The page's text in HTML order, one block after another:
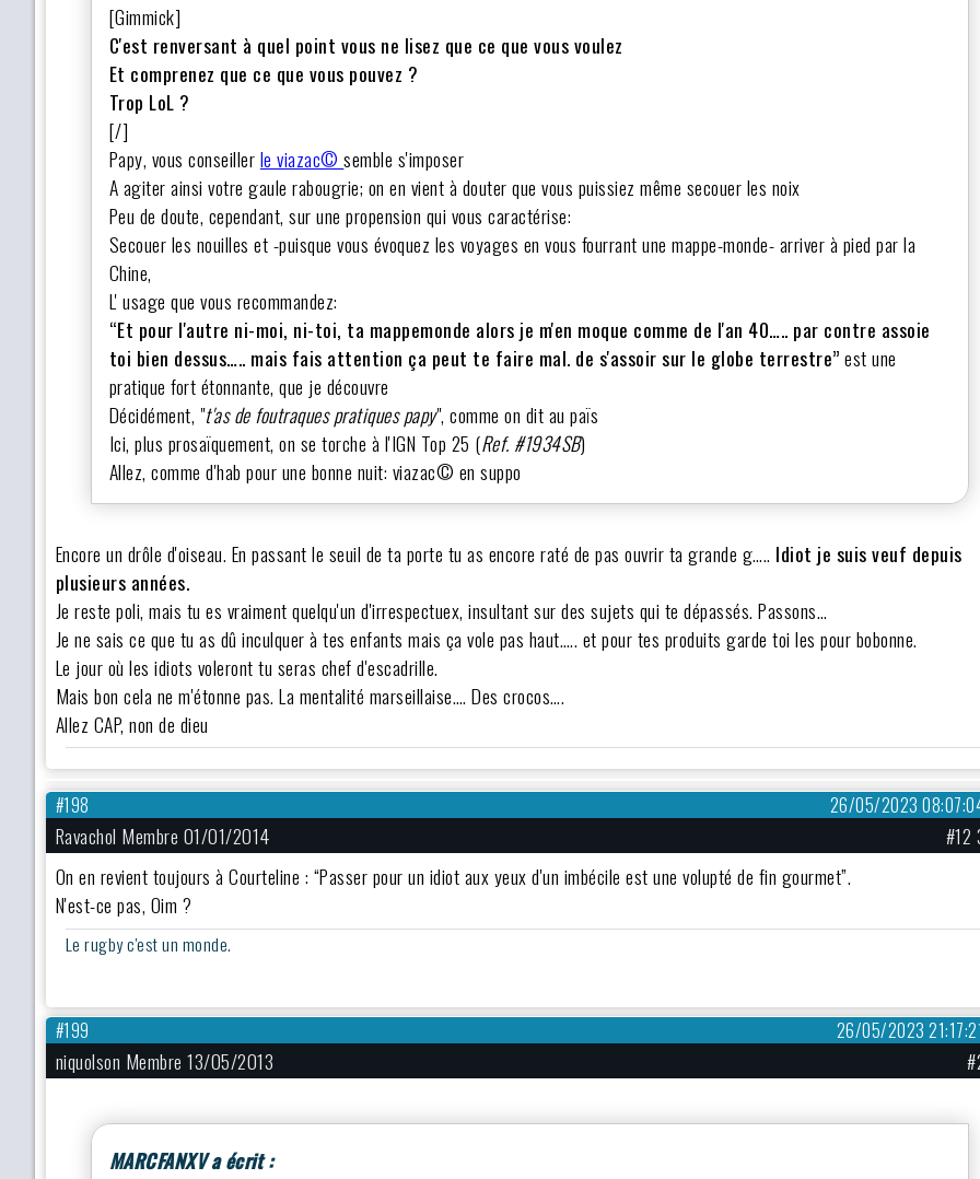
[Gimmick]
C'est renversant à quel point vous ne lisez que ce que vous voulez
Et comprenez que ce que vous pouvez ?
Trop LoL ?
[/]
Papy, vous conseillerle viazac©semble s'imposer
A agiter ainsi votre gaule rabougrie; on en vient à douter que vous puissiez même secouer les noix
Peu de doute, cependant, sur une propension qui vous caractérise:
Secouer les nouilles et -puisque vous évoquez les voyages en vous fourrant une mappe-monde- arriver à pied par la
Chine,
L' usage que vous recommandez:
“Et pour l'autre ni-moi, ni-toi, ta mappemonde alors je m'en moque comme de l'an 40….. par contre assoie
toi bien dessus….. mais fais attention ça peut te faire mal. de s'assoir sur le globe terrestre”est une
pratique fort étonnante, que je découvre
Décidément, "t'as de foutraques pratiques papy", comme on dit au païs
Ici, plus prosaïquement, on se torche à l'IGN Top 25 (Ref. #1934SB)
Allez, comme d'hab pour une bonne nuit: viazac© en suppo
Encore un drôle d'oiseau. En passant le seuil de ta porte tu as encore raté de pas ouvrir ta grande g….. Idiot je suis veuf depuis
plusieurs années.
Je reste poli, mais tu es vraiment quelqu'un d'irrespectuex, insultant sur des sujets qui te dépassés. Passons…
Je ne sais ce que tu as dû inculquer à tes enfants mais ça vole pas haut….. et pour tes produits garde toi les pour bobonne.
Le jour où les idiots voleront tu seras chef d'escadrille.
Mais bon cela ne m'étonne pas. La mentalité marseillaise…. Des crocos….
Allez CAP, non de dieu
26/05/2023
#198
Ravachol Membre 01/01/2014
#12
On en revient toujours à Courteline : “Passer pour un idiot aux yeux d'un imbécile est une volupté de fin gourmet”.
N'est-ce pas, Oim ?
Le rugby c'est un monde.
26/05/2023
#199
niquolson Membre 13/05/2013
MARCFANXV a écrit :